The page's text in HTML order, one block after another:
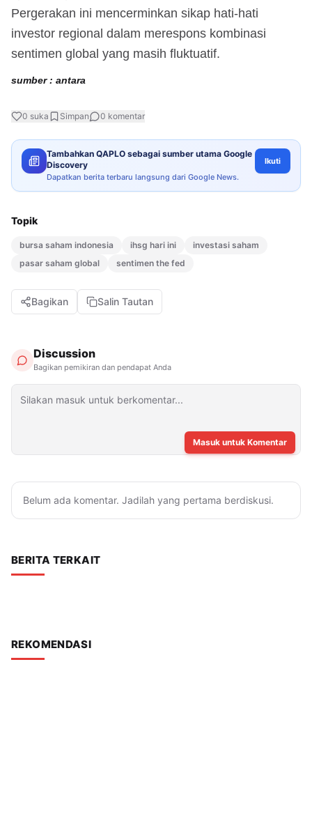
Pergerakan ini mencerminkan sikap hati-hati
investor regional dalam merespons kombinasi
sentimen global yang masih fluktuatif.
sumber : antara
0 suka Simpan 0 komentar
Tambahkan QAPLO sebagai sumber utama Google
Discovery
Dapatkan berita terbaru langsung dari Google News.
Ikuti
Topik
bursa saham indonesia ihsg hari ini
investasi saham
pasar saham global
sentimen the fed
Bagikan Salin Tautan
Discussion
Bagikan pemikiran dan pendapat Anda
Masuk untuk Komentar
Belum ada komentar. Jadilah yang pertama berdiskusi.
BERITA TERKAIT
REKOMENDASI